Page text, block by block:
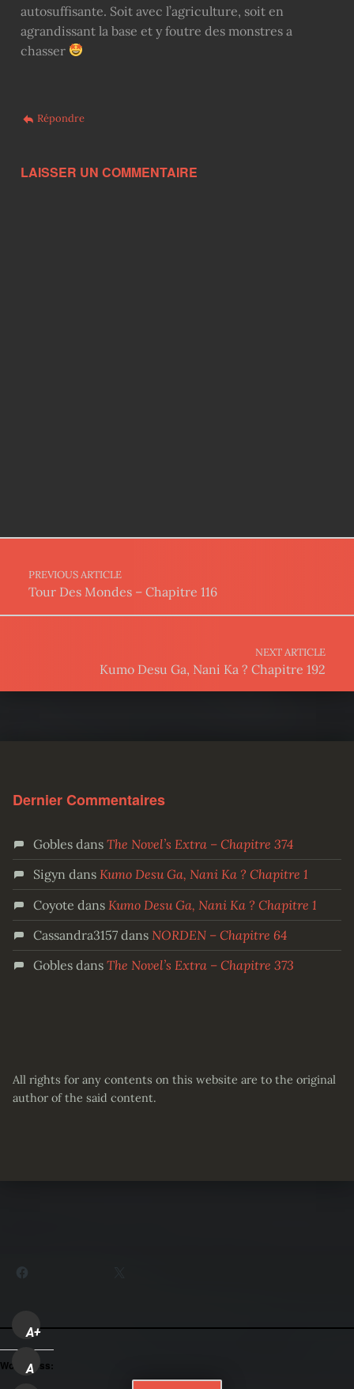
autosuffisante. Soit avec l’agriculture, soit en
agrandissant la base et y foutre des monstres a
chasser
Répondre
LAISSER UN COMMENTAIRE
Post navigation
PREVIOUS ARTICLE
Tour Des Mondes – Chapitre 116
NEXT ARTICLE
Kumo Desu Ga, Nani Ka ? Chapitre 192
Dernier Commentaires
Goblesdans The Novel’s Extra – Chapitre 374
Sigyn dans Kumo Desu Ga, Nani Ka ? Chapitre 1
Coyote dans Kumo Desu Ga, Nani Ka ? Chapitre 1
Cassandra3157dans NORDEN – Chapitre 64
Goblesdans The Novel’s Extra – Chapitre 373
All rights for any contents on this website are to the original
author of the said content.
A+
A
WordPress: